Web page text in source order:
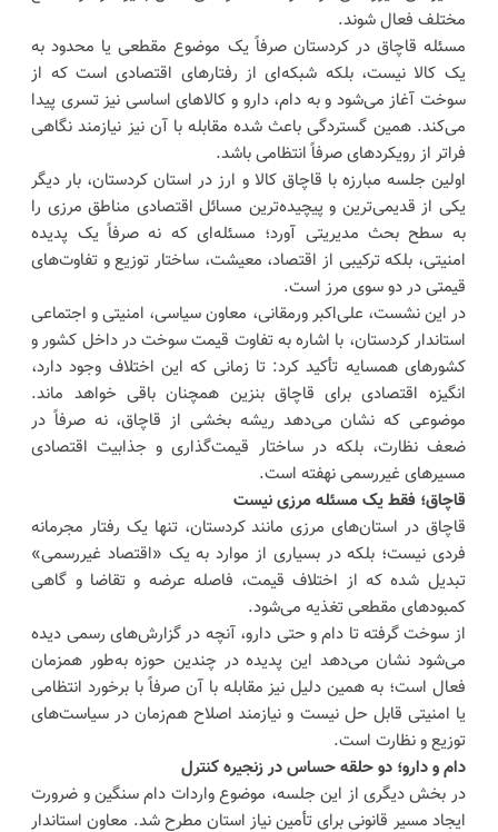
مختلف فعال شوند.
مسئله قاچاق در کردستان صرفاً یک موضوع مقطعی یا محدود به
یک کالا نیست، بلکه شبکه‌ای از رفتارهای اقتصادی است که از
سوخت آغاز می‌شود و به دام، دارو و کالاهای اساسی نیز تسری پیدا
می‌کند. همین گستردگی باعث شده مقابله با آن نیز نیازمند نگاهی
فراتر از رویکردهای صرفاً انتظامی باشد.
اولین جلسه مبارزه با قاچاق کالا و ارز در استان کردستان، بار دیگر
یکی از قدیمی‌ترین و پیچیده‌ترین مسائل اقتصادی مناطق مرزی را
به سطح بحث مدیریتی آورد؛ مسئله‌ای که نه صرفاً یک پدیده
امنیتی، بلکه ترکیبی از اقتصاد، معیشت، ساختار توزیع و تفاوت‌های
قیمتی در دو سوی مرز است.
در این نشست، علی‌اکبر ورمقانی، معاون سیاسی، امنیتی و اجتماعی
استاندار کردستان، با اشاره به تفاوت قیمت سوخت در داخل کشور و
کشورهای همسایه تأکید کرد: تا زمانی که این اختلاف وجود دارد،
انگیزه اقتصادی برای قاچاق بنزین همچنان باقی خواهد ماند.
موضوعی که نشان می‌دهد ریشه بخشی از قاچاق، نه صرفاً در
ضعف نظارت، بلکه در ساختار قیمت‌گذاری و جذابیت اقتصادی
مسیرهای غیررسمی نهفته است.
قاچاق؛ فقط یک مسئله مرزی نیست
قاچاق در استان‌های مرزی مانند کردستان، تنها یک رفتار مجرمانه
فردی نیست؛ بلکه در بسیاری از موارد به یک «اقتصاد غیررسمی»
تبدیل شده که از اختلاف قیمت، فاصله عرضه و تقاضا و گاهی
کمبودهای مقطعی تغذیه می‌شود.
از سوخت گرفته تا دام و حتی دارو، آنچه در گزارش‌های رسمی دیده
می‌شود نشان می‌دهد این پدیده در چندین حوزه به‌طور همزمان
فعال است؛ به همین دلیل نیز مقابله با آن صرفاً با برخورد انتظامی
یا امنیتی قابل حل نیست و نیازمند اصلاح هم‌زمان در سیاست‌های
توزیع و نظارت است.
دام و دارو؛ دو حلقه حساس در زنجیره کنترل
در بخش دیگری از این جلسه، موضوع واردات دام سنگین و ضرورت
ایجاد مسیر قانونی برای تأمین نیاز استان مطرح شد. معاون استاندار